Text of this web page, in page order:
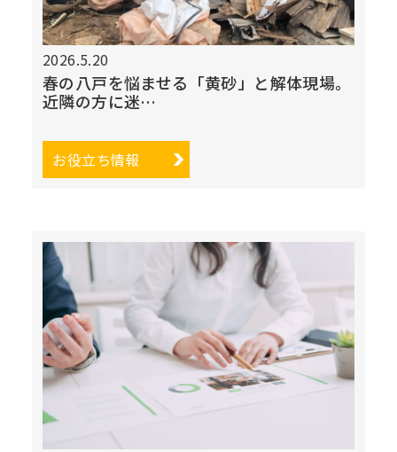
2026.5.20
春の八戸を悩ませる「黄砂」と解体現場。
近隣の方に迷…
お役立ち情報